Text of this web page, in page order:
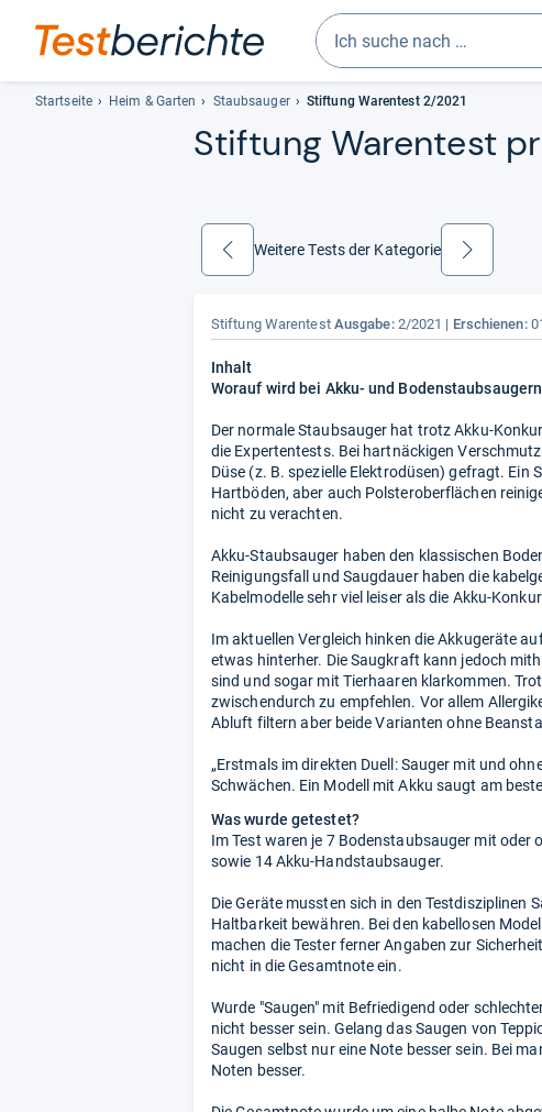
Geben
Sie
mindestens
drei
erscheinen
lassen
sich
den
auswählen.
Startseite Heim & Garten Staubsauger Stiftung Warentest 2/2021
Stif­tung Waren­test
zurück Weitere Tests der Kategorie weiter
Stiftung Warentest Ausgabe: 2/2021 Erschienen:
Inhalt
Worauf wird bei Akku- und
Der normale Staubsauger hat trotz Akku-
die Expertentests. Bei hartnäckigen
Düse (z. B. spezielle Elektrodüsen) gefragt. Ein
Hartböden, aber auch Polsteroberflächen
nicht zu verachten.
Akku-Staubsauger haben den klassischen
Reinigungsfall und Saugdauer haben die
Kabelmodelle sehr viel leiser als die Akku-
Im aktuellen Vergleich hinken die Akkugeräte
etwas hinterher. Die Saugkraft kann jedoch
sind und sogar mit Tierhaaren klarkommen.
zwischendurch zu empfehlen. Vor allem
Abluft filtern aber beide Varianten ohne
„Erstmals im direkten Duell: Sauger mit und
Schwächen. Ein Modell mit Akku saugt am
Was wurde getestet?
Im Test waren je 7 Bodenstaubsauger mit oder
sowie 14 Akku-Handstaubsauger.
Die Geräte mussten sich in den Testdisziplinen
Haltbarkeit bewähren. Bei den kabellosen
machen die Tester ferner Angaben zur
nicht in die Gesamtnote ein.
Wurde "Saugen" mit Befriedigend oder
nicht besser sein. Gelang das Saugen von
Saugen selbst nur eine Note besser sein. Bei
Noten besser.